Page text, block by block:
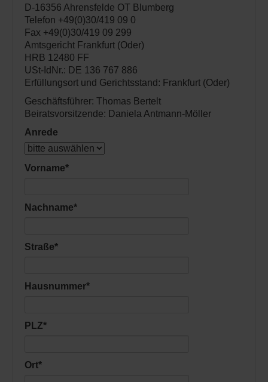
D-16356 Ahrensfelde OT Blumberg
Telefon +49(0)30/419 09 0
Fax +49(0)30/419 09 299
Amtsgericht Frankfurt (Oder)
HRB 12480 FF
USt-IdNr.: DE 136 767 886
Erfüllungsort und Gerichtsstand: Frankfurt (Oder)
Geschäftsführer: Thomas Bertelt
Beiratsvorsitzende: Daniela Antmann-Möller
Anrede
Vorname*
Nachname*
Straße*
Hausnummer*
PLZ*
Ort*